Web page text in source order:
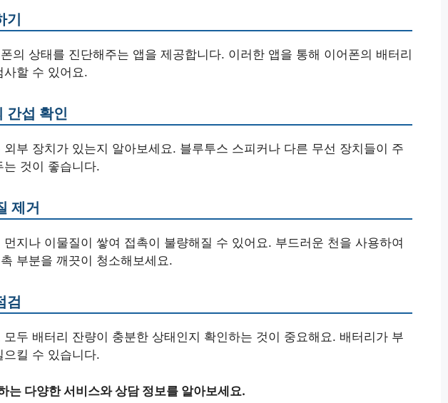
기
의 상태를 진단해주는 앱을 제공합니다. 이러한 앱을 통해 이어폰의 배터리
사할 수 있어요.
간섭 확인
부 장치가 있는지 알아보세요. 블루투스 스피커나 다른 무선 장치들이 주
는 것이 좋습니다.
제거
지나 이물질이 쌓여 접촉이 불량해질 수 있어요. 부드러운 천을 사용하여
부분을 깨끗이 청소해보세요.
검
두 배터리 잔량이 충분한 상태인지 확인하는 것이 중요해요. 배터리가 부
킬 수 있습니다.
는 다양한 서비스와 상담 정보를 알아보세요.